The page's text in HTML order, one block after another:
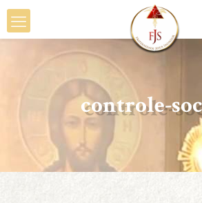
controle-